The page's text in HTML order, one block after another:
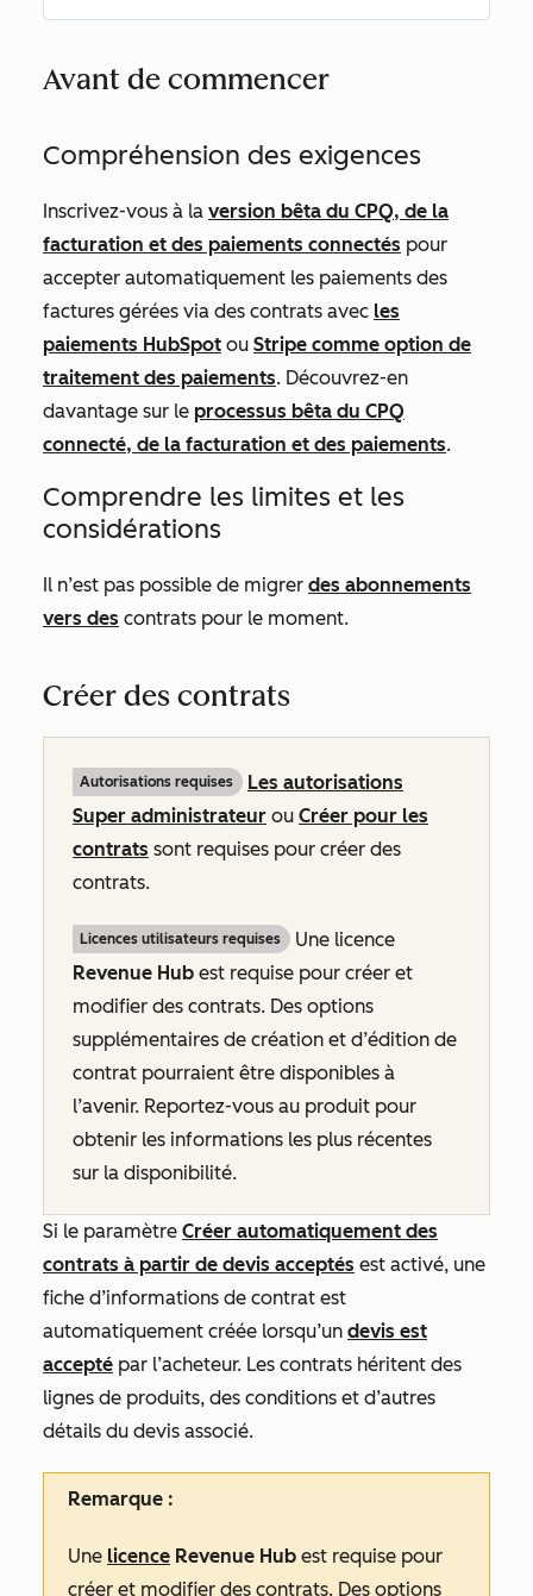
Avant de commencer
Compréhension des exigences
Inscrivez-vous à la version bêta du CPQ, de la
facturation et des paiements connectés pour
accepter automatiquement les paiements des
factures gérées via des contrats avec les
paiements HubSpot ou Stripe comme option de
traitement des paiements. Découvrez-en
davantage sur le processus bêta du CPQ
connecté, de la facturation et des paiements.
Comprendre les limites et les
considérations
Il n’est pas possible de migrer des abonnements
vers des contrats pour le moment.
Créer des contrats
Autorisations requises
Les autorisations
Super administrateur ou Créer pour les
contrats sont requises pour créer des
contrats.
Licences utilisateurs requises
Une licence
Revenue Hub est requise pour créer et
modifier des contrats. Des options
supplémentaires de création et d’édition de
contrat pourraient être disponibles à
l’avenir. Reportez-vous au produit pour
obtenir les informations les plus récentes
sur la disponibilité.
Si le paramètre Créer automatiquement des
contrats à partir de devis acceptés est activé, une
fiche d’informations de contrat est
automatiquement créée lorsqu’un devis est
accepté par l’acheteur. Les contrats héritent des
lignes de produits, des conditions et d’autres
détails du devis associé.
Remarque :
Une licence Revenue Hub est requise pour
créer et modifier des contrats. Des options